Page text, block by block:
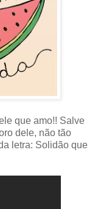
que amo!! Salve
dele, não tão
letra: Solidão que